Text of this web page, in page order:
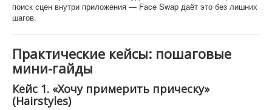
поиск сцен внутри приложения — Face Swap даёт это без лишних
шагов.
Практические кейсы: пошаговые
мини-гайды
Кейс 1. «Хочу примерить прическу»
(Hairstyles)